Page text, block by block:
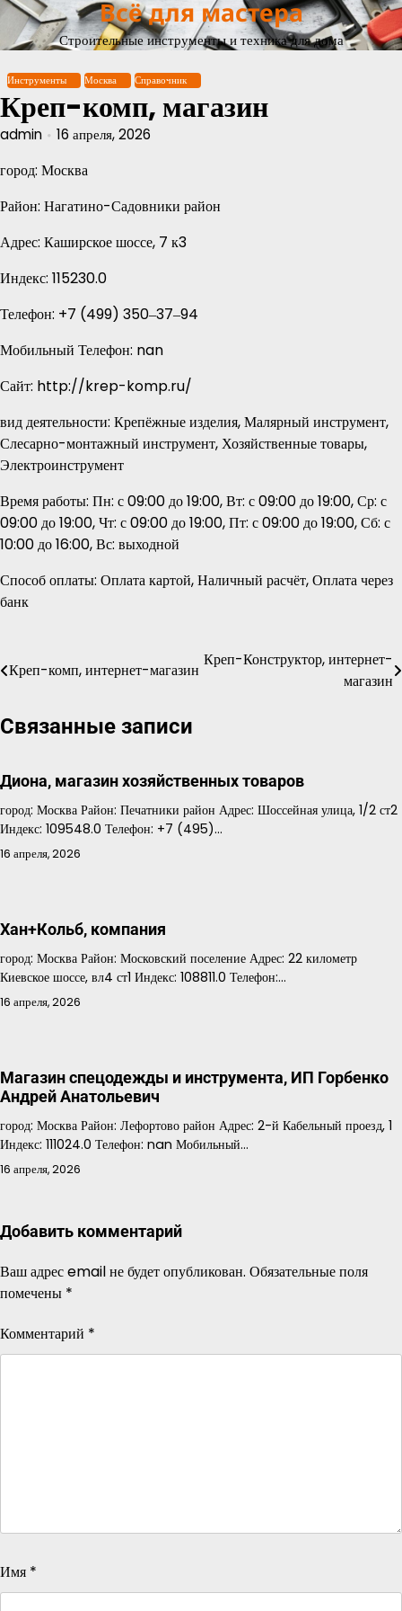
Перейти
содержимому
Всё для мастера
Строительные инструменты и техника для дома
Инструменты Москва Справочник
Креп-комп, магазин
admin 16 апреля, 2026
город: Москва
Район: Нагатино-Садовники район
Адрес: Каширское шоссе, 7 к3
Индекс: 115230.0
Телефон: +7 (499) 350‒37‒94
Мобильный Телефон: nan
Сайт: http://krep-komp.ru/
вид деятельности: Крепёжные изделия, Малярный инструмент,
Слесарно-монтажный инструмент, Хозяйственные товары,
Электроинструмент
Время работы: Пн: с 09:00 до 19:00, Вт: с 09:00 до 19:00, Ср: с
09:00 до 19:00, Чт: с 09:00 до 19:00, Пт: с 09:00 до 19:00, Сб: с
10:00 до 16:00, Вс: выходной
Способ оплаты: Оплата картой, Наличный расчёт, Оплата через
банк
Навигация
записям
Креп-комп, интернет-магазин
Креп-Конструктор, интернет-
магазин
Связанные записи
Диона, магазин хозяйственных товаров
город: Москва Район: Печатники район Адрес: Шоссейная улица, 1/2 ст2
Индекс: 109548.0 Телефон: +7 (495)…
16 апреля, 2026
Хан+Кольб, компания
город: Москва Район: Московский поселение Адрес: 22 километр
Киевское шоссе, вл4 ст1 Индекс: 108811.0 Телефон:…
16 апреля, 2026
Магазин спецодежды и инструмента, ИП Горбенко
Андрей Анатольевич
город: Москва Район: Лефортово район Адрес: 2-й Кабельный проезд, 1
Индекс: 111024.0 Телефон: nan Мобильный…
16 апреля, 2026
Добавить комментарий
Ваш адрес email не будет опубликован. Обязательные поля
помечены *
Комментарий *
Имя *